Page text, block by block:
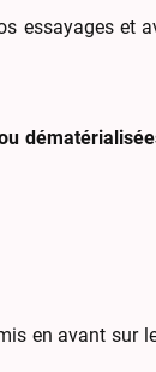
essayages et
en avant sur